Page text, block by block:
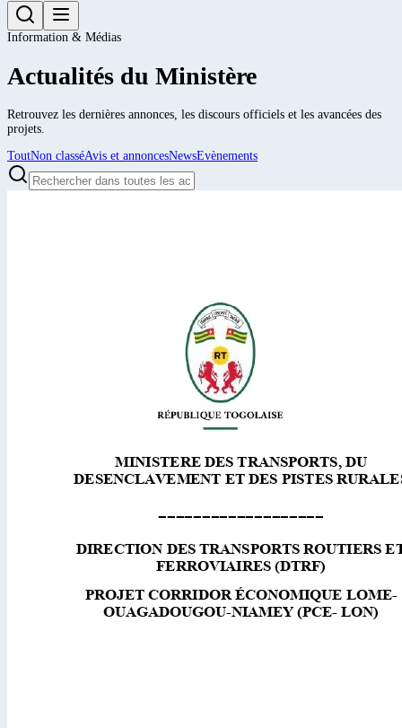
Information & Médias
Actualités du Ministère
Retrouvez les dernières annonces, les discours officiels et les avancées des
projets.
ToutNon classéAvis et annoncesNewsEvènements